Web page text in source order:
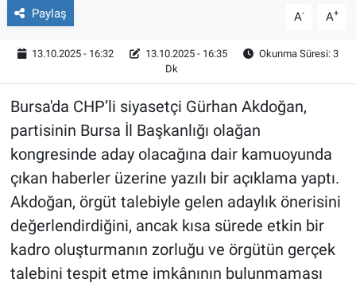
Paylaş A- A+
13.10.2025 - 16:32 13.10.2025 - 16:35
Okunma Süresi: 3
Dk
Bursa'da CHP’li siyasetçi Gürhan Akdoğan,
partisinin Bursa İl Başkanlığı olağan
kongresinde aday olacağına dair kamuoyunda
çıkan haberler üzerine yazılı bir açıklama yaptı.
Akdoğan, örgüt talebiyle gelen adaylık önerisini
değerlendirdiğini, ancak kısa sürede etkin bir
kadro oluşturmanın zorluğu ve örgütün gerçek
talebini tespit etme imkânının bulunmaması